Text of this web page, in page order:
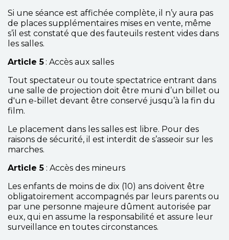
Si une séance est affichée complète, il n’y aura pas
de places supplémentaires mises en vente, même
s’il est constaté que des fauteuils restent vides dans
les salles.
Article 5 : Accès aux salles
Tout spectateur ou toute spectatrice entrant dans
une salle de projection doit être muni d’un billet ou
d'un e-billet devant être conservé jusqu’à la fin du
film.
Le placement dans les salles est libre. Pour des
raisons de sécurité, il est interdit de s’asseoir sur les
marches.
Article 5 : Accès des mineurs
Les enfants de moins de dix (10) ans doivent être
obligatoirement accompagnés par leurs parents ou
par une personne majeure dûment autorisée par
eux, qui en assume la responsabilité et assure leur
surveillance en toutes circonstances.